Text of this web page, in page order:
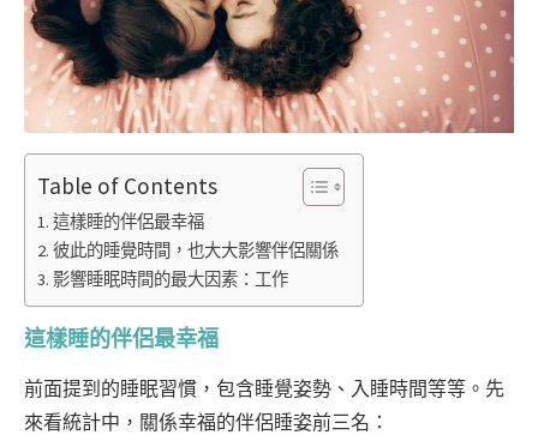
Table of Contents
這樣睡的伴侶最幸福
彼此的睡覺時間，也大大影響伴侶關係
影響睡眠時間的最大因素：工作
這樣睡的伴侶最幸福
前面提到的睡眠習慣，包含睡覺姿勢、入睡時間等等。先
來看統計中，關係幸福的伴侶睡姿前三名：